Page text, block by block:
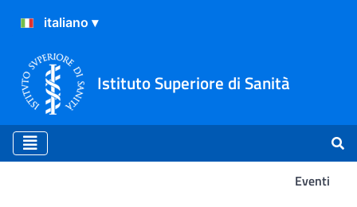
Istituto Superiore di Sanità
Eventi